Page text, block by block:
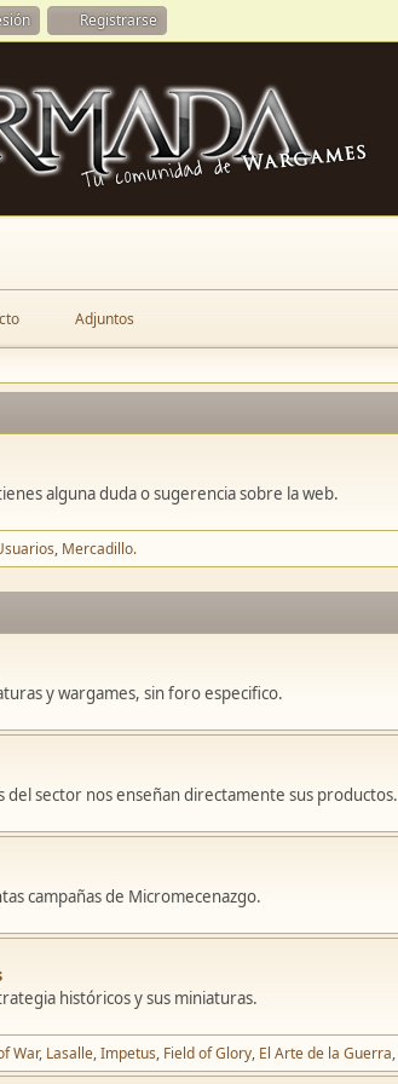
Registrarse
Adjuntos
alguna duda o sugerencia sobre la web.
Mercadillo.
y wargames, sin foro especifico.
del sector nos enseñan directamente sus productos.
campañas de Micromecenazgo.
históricos y sus miniaturas.
War Lasalle Impetus Field of Glory El Arte de la Guerra